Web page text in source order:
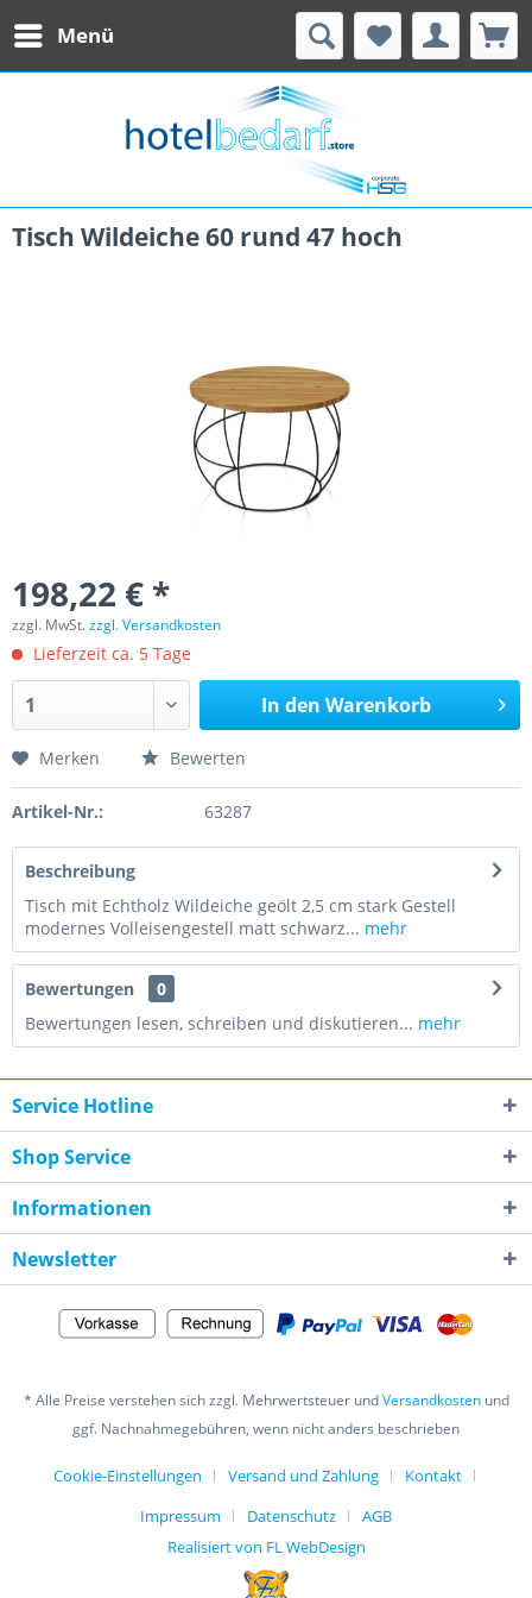
Menü
Tisch Wildeiche 60 rund 47 hoch
198,22 € *
zzgl. MwSt.zzgl. Versandkosten
Lieferzeit ca. 5 Tage
In den Warenkorb
Merken Bewerten
Artikel-Nr.: 63287
Beschreibung
Tisch mit Echtholz Wildeiche geölt 2,5 cm stark Gestell
modernes Volleisengestell matt schwarz... mehr
Bewertungen
0
Bewertungen lesen, schreiben und diskutieren... mehr
Service Hotline
Shop Service
Informationen
Newsletter
* Alle Preise verstehen sich zzgl. Mehrwertsteuer undVersandkostenund
ggf. Nachnahmegebühren, wenn nicht anders beschrieben
Cookie-Einstellungen Versand und Zahlung
Kontakt
Impressum
Datenschutz
AGB
Realisiert von FL WebDesign